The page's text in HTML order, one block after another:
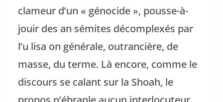
clameur d’un « génocide », pousse-à-
jouir des an sémites décomplexés par
l’u lisa on générale, outrancière, de
masse, du terme. Là encore, comme le
discours se calant sur la Shoah, le